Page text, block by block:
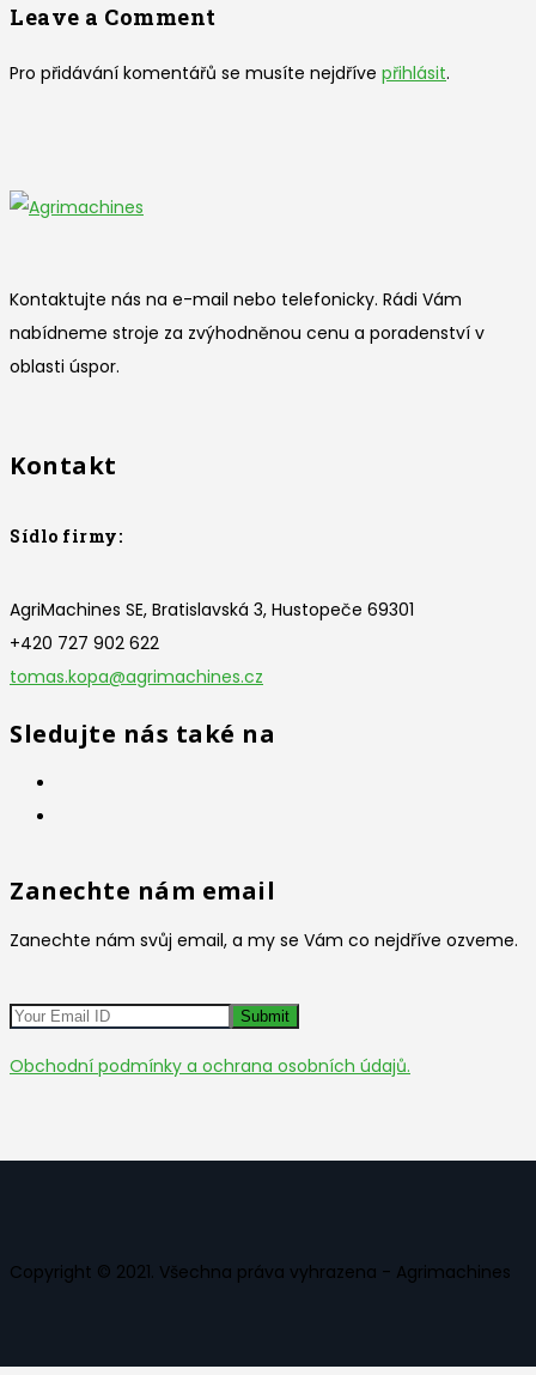
Leave a Comment
Pro přidávání komentářů se musíte nejdříve přihlásit.
Kontaktujte nás na e-mail nebo telefonicky. Rádi Vám
nabídneme stroje za zvýhodněnou cenu a poradenství v
oblasti úspor.
Kontakt
Sídlo firmy:
AgriMachines SE, Bratislavská 3, Hustopeče 69301
+420 727 902 622
tomas.kopa@agrimachines.cz
Sledujte nás také na
Zanechte nám email
Zanechte nám svůj email, a my se Vám co nejdříve ozveme.
Obchodní podmínky a ochrana osobních údajů.
Copyright © 2021. Všechna práva vyhrazena - Agrimachines